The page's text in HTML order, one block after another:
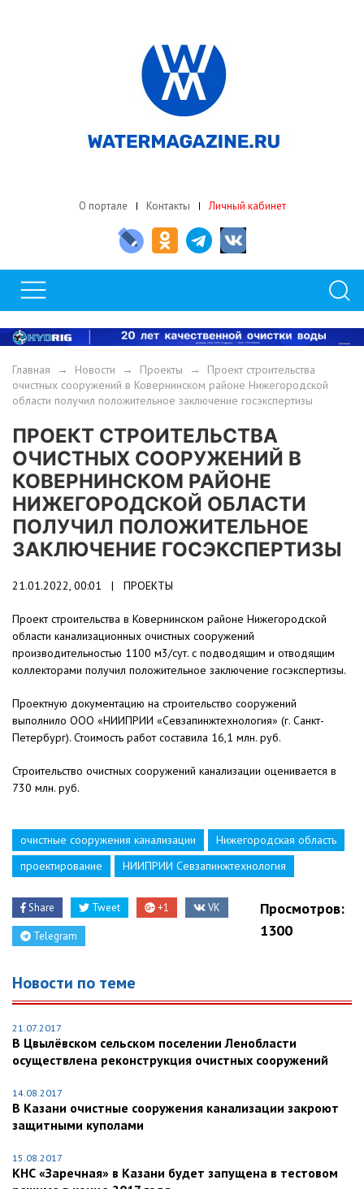
О портале Контакты Личный кабинет
Главная → Новости → Проекты → Проект строительства
очистных сооружений в Ковернинском районе Нижегородской
области получил положительное заключение госэкспертизы
ПРОЕКТ СТРОИТЕЛЬСТВА
ОЧИСТНЫХ СООРУЖЕНИЙ В
КОВЕРНИНСКОМ РАЙОНЕ
НИЖЕГОРОДСКОЙ ОБЛАСТИ
ПОЛУЧИЛ ПОЛОЖИТЕЛЬНОЕ
ЗАКЛЮЧЕНИЕ ГОСЭКСПЕРТИЗЫ
21.01.2022, 00:01 | ПРОЕКТЫ
Проект строительства в Ковернинском районе Нижегородской
области канализационных очистных сооружений
производительностью 1100 м3/сут. с подводящим и отводящим
коллекторами получил положительное заключение госэкспертизы.
Проектную документацию на строительство сооружений
выполнило ООО «НИИПРИИ «Севзапинжтехнология» (г. Санкт-
Петербург). Стоимость работ составила 16,1 млн. руб.
Строительство очистных сооружений канализации оценивается в
730 млн. руб.
очистные сооружения канализации
Нижегородская область
проектирование
НИИПРИИ Севзапинжтехнология
Share Tweet +1 VK
Telegram
Просмотров:
1300
Новости по теме
21.07.2017
В Цвылёвском сельском поселении Ленобласти
осуществлена реконструкция очистных сооружений
14.08.2017
В Казани очистные сооружения канализации закроют
защитными куполами
15.08.2017
КНС «Заречная» в Казани будет запущена в тестовом